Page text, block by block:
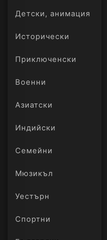
Детски, анимация
Исторически
Приключенски
Военни
Азиатски
Индийски
Семейни
Мюзикъл
Уестърн
Спортни